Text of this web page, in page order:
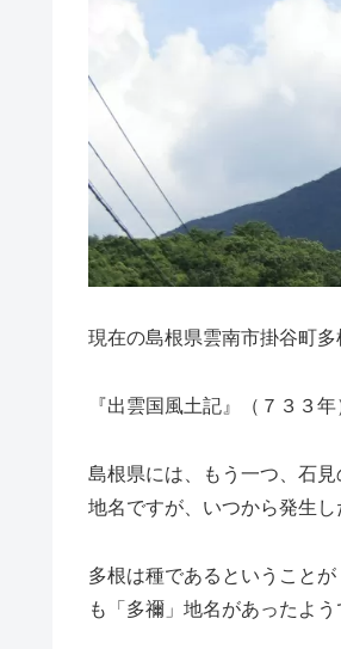
現在の島根県雲南市掛谷町
『出雲国風土記』（７３３
島根県には、もう一つ、石
地名ですが、いつから発生し
多根は種であるということ
も「多禰」地名があったよう